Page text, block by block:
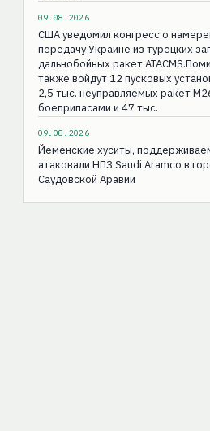
09.08.2026
США уведомил конгресс о
передачу Украине из турецких
дальнобойных ракет
также войдут 12 пусковых
2,5 тыс. неуправляемых ракет
боеприпасами и 47 тыс.
09.08.2026
Йеменские хуситы,
атаковали НПЗ Saudi Aramco в
Саудовской Аравии